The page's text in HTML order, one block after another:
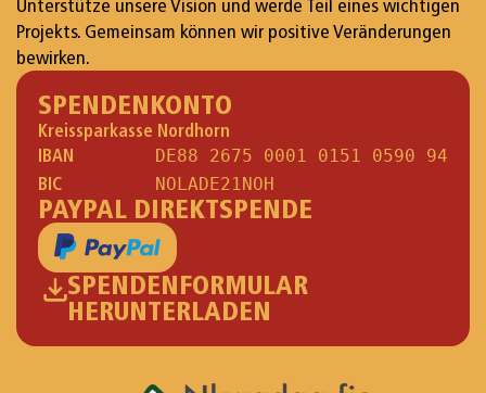
Unterstütze unsere Vision und werde Teil eines wichtigen
Projekts. Gemeinsam können wir positive Veränderungen
bewirken.
SPENDENKONTO
Kreissparkasse Nordhorn
IBAN
DE88 2675 0001 0151 0590 94
BIC
NOLADE21NOH
PAYPAL DIREKTSPENDE
SPENDENFORMULAR
HERUNTERLADEN